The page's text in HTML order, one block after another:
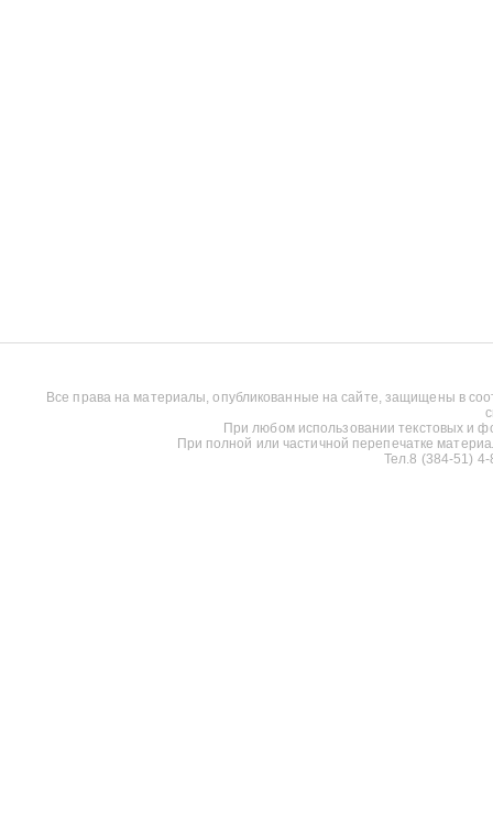
Все права на материалы, опубликованные на сайте, защищены в
При любом использовании текстовых и
При полной или частичной перепечатке
Тел.8 (384-51)